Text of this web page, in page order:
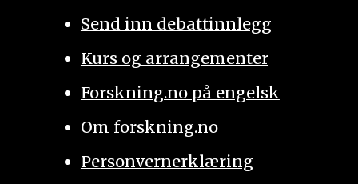
Send inn debattinnlegg
Kurs og arrangementer
Forskning.no på engelsk
Om forskning.no
Personvernerklæring